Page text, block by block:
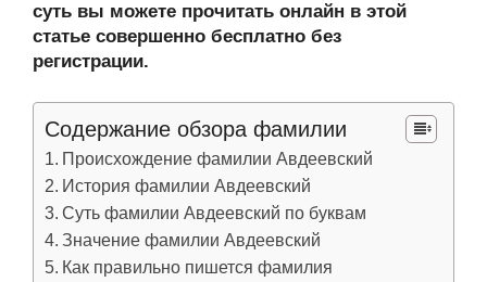
суть вы можете прочитать онлайн в этой
статье совершенно бесплатно без
регистрации.
Содержание обзора фамилии
Происхождение фамилии Авдеевский
История фамилии Авдеевский
Суть фамилии Авдеевский по буквам
Значение фамилии Авдеевский
Как правильно пишется фамилия